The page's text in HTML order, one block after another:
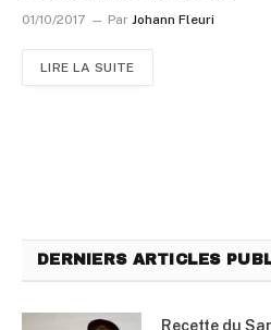
01/10/2017 Par Johann Fleuri
LIRE LA SUITE
DERNIERS ARTICLES
Recette du